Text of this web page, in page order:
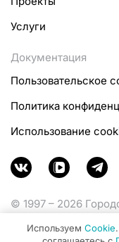
Услуги
Документация
Пользовательское
Политика
Использование
© 1997 – 2026
Министерства
Используем Cookie